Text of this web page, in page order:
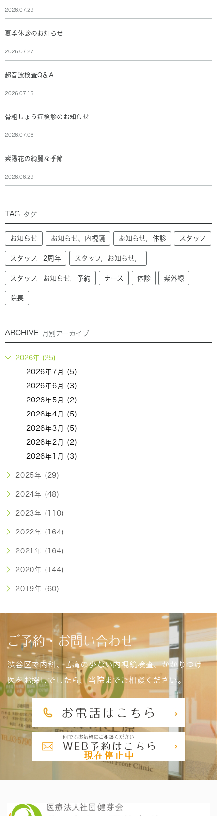
2026.07.29
夏季休診のお知らせ
2026.07.27
超音波検査Q＆A
2026.07.15
骨粗しょう症検診のお知らせ
2026.07.06
紫陽花の綺麗な季節
2026.06.29
TAG タグ
お知らせ お知らせ、内視鏡 お知らせ，休診 スタッフ
スタッフ，2周年 スタッフ，お知らせ，
スタッフ，お知らせ，予約 ナース 休診 紫外線
院長
ARCHIVE 月別アーカイブ
2026年 (25)
2026年7月 (5)
2026年6月 (3)
2026年5月 (2)
2026年4月 (5)
2026年3月 (5)
2026年2月 (2)
2026年1月 (3)
2025年 (29)
2024年 (48)
2023年 (110)
2022年 (164)
2021年 (164)
2020年 (144)
2019年 (60)
ご予約・お問い合わせ
渋谷区で内科、苦痛の少ない内視鏡検査、かかりつけ
医をお探しでしたら、当院までご相談ください。